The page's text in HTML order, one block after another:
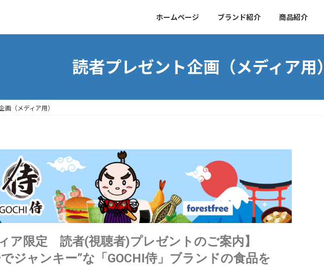
ホームページ ブランド紹介 商品紹介
読者プレゼント企画（メディア用）
画（メディア用）
ィア限定 読者(視聴者)プレゼントのご案内】
ジャンキー”な「GOCHI侍」ブランドの食品を